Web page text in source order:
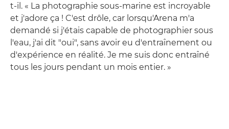
t-il. « La photographie sous-marine est incroyable
et j'adore ça ! C'est drôle, car lorsqu'Arena m'a
demandé si j'étais capable de photographier sous
l'eau, j'ai dit "oui", sans avoir eu d'entraînement ou
d'expérience en réalité. Je me suis donc entraîné
tous les jours pendant un mois entier. »